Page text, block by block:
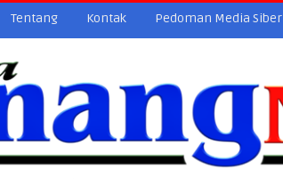
Tentang Kontak Pedoman Media Siber